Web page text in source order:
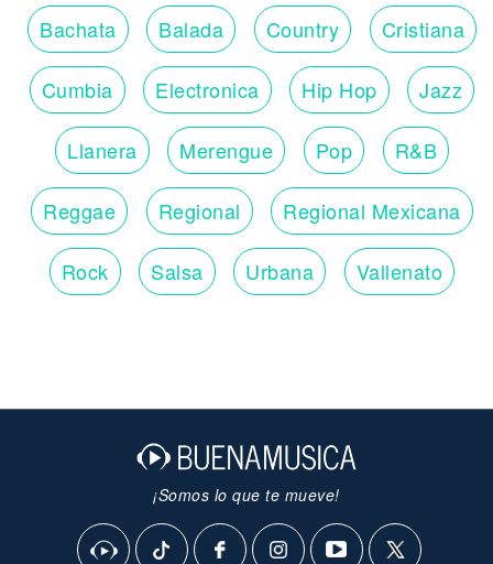
Bachata Balada Country Cristiana
Cumbia Electronica Hip Hop Jazz
Llanera Merengue Pop R&B
Reggae Regional Regional Mexicana
Rock Salsa Urbana Vallenato
¡Somos lo que te mueve!